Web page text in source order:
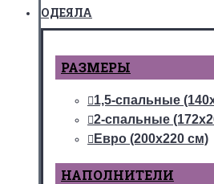
ОДЕЯЛА
РАЗМЕРЫ
1,5-спальные
2-спальные
Евро (200х220 см)
НАПОЛНИТЕЛИ